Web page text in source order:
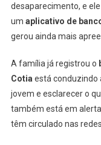
desaparecimento, e
um aplicativo de
gerou ainda mais
A família já registrou o
Cotia está conduzindo
jovem e esclarecer o
também está em
têm circulado nas